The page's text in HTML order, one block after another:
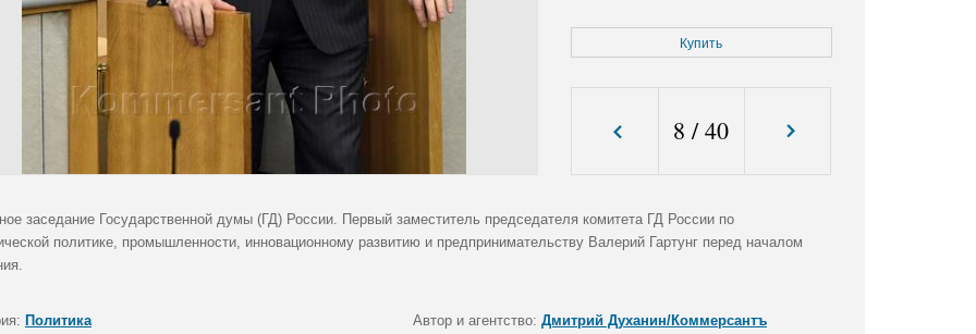
Купить
8 /40
заседание Государственной думы (ГД) России. Первый заместитель председателя комитета ГД России по
политике, промышленности, инновационному развитию и предпринимательству Валерий Гартунг перед началом
Политика Автор и агентство: Дмитрий Духанин/Коммерсантъ